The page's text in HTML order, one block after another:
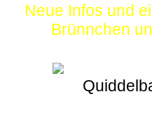
Neue Infos und
Brünnchen